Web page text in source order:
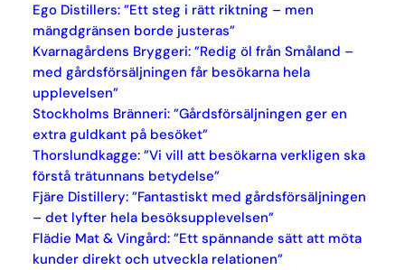
Ego Distillers: ”Ett steg i rätt riktning – men
mängdgränsen borde justeras”
Kvarnagårdens Bryggeri: ”Redig öl från Småland –
med gårdsförsäljningen får besökarna hela
upplevelsen”
Stockholms Bränneri: ”Gårdsförsäljningen ger en
extra guldkant på besöket”
Thorslundkagge: ”Vi vill att besökarna verkligen ska
förstå trätunnans betydelse”
Fjäre Distillery: ”Fantastiskt med gårdsförsäljningen
– det lyfter hela besöksupplevelsen”
Flädie Mat & Vingård: ”Ett spännande sätt att möta
kunder direkt och utveckla relationen”